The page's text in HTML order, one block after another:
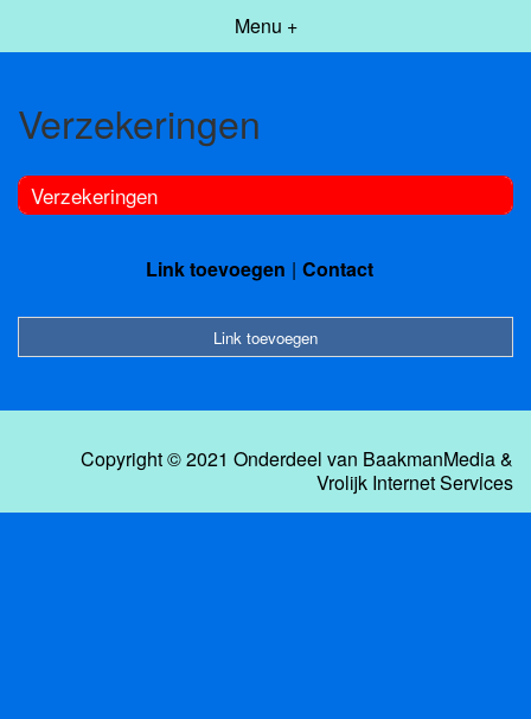
Menu +
Verzekeringen
Verzekeringen
Link toevoegen Contact
Link toevoegen
Copyright © 2021 Onderdeel van BaakmanMedia&
Vrolijk Internet Services